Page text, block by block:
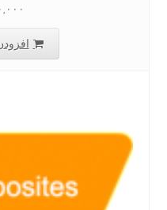
۱۵۰,۰۰۰
افزودن به